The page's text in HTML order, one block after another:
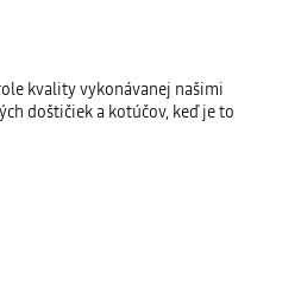
kvality vykonávanej našimi
doštičiek a kotúčov, keď je to